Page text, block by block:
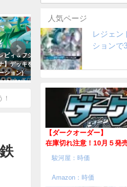
SMレギュレーション
ビィ＆フシギバナGX+フシ
】デッキを解説！(SMレギ
ション)
12月12日
人気ページ
レジェン
ションで
【ダークオーダー】
在庫切れ注意！10月５発
駿河屋：時価
Amazon：時価